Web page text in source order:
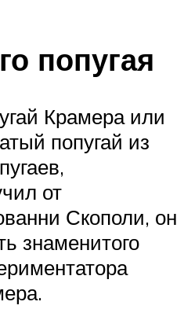
попугая
Крамера или
попугай из
от
Скополи, он
знаменитого